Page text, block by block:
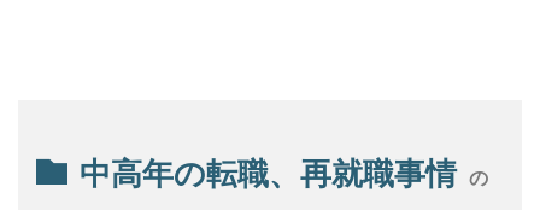
中高年の転職、再就職事情 の